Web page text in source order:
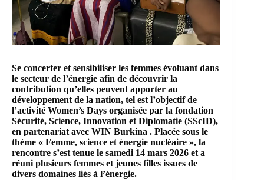
Se concerter et sensibiliser les femmes évoluant dans
le secteur de l’énergie afin de découvrir la
contribution qu’elles peuvent apporter au
développement de la nation, tel est l’objectif de
l’activité Women’s Days organisée par la fondation
Sécurité, Science, Innovation et Diplomatie (SScID),
en partenariat avec WIN Burkina . Placée sous le
thème « Femme, science et énergie nucléaire », la
rencontre s’est tenue le samedi 14 mars 2026 et a
réuni plusieurs femmes et jeunes filles issues de
divers domaines liés à l’énergie.